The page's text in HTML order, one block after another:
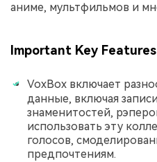
аниме, мультфильмов и
Important Key Features
VoxBox включает
данные, включая
знаменитостей,
использовать эту
голосов,
предпочтениям.